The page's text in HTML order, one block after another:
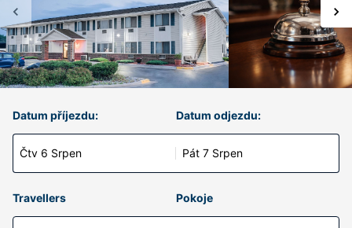
Datum příjezdu:
Čtv 6 Srpen
Datum odjezdu:
Pát 7 Srpen
Travellers Pokoje